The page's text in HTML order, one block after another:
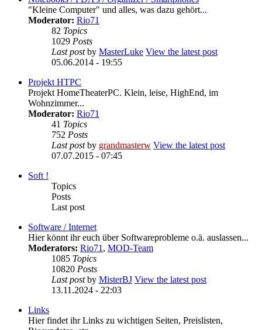
"Kleine Computer" und alles, was dazu gehört...
Moderator: Rio71
82 Topics
1029 Posts
Last postby MasterLuke View the latest post
05.06.2014 - 19:55
Projekt HTPC
Projekt HomeTheaterPC. Klein, leise, HighEnd, im
Wohnzimmer...
Moderator: Rio71
41 Topics
752 Posts
Last postby grandmasterw View the latest post
07.07.2015 - 07:45
Soft !
Topics
Posts
Last post
Software / Internet
Hier könnt ihr euch über Softwareprobleme o.ä. auslassen...
Moderators: Rio71, MOD-Team
1085 Topics
10820 Posts
Last postby MisterBJ View the latest post
13.11.2024 - 22:03
Links
Hier findet ihr Links zu wichtigen Seiten, Preislisten,